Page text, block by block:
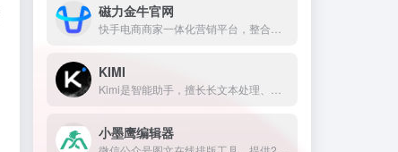
磁力金牛官网
KIMI
小墨鹰编辑器